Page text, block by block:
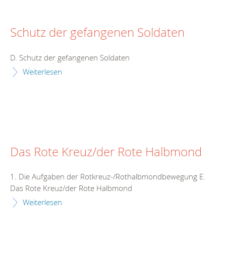
Schutz der gefangenen Soldaten
D. Schutz der gefangenen Soldaten
Weiterlesen
Das Rote Kreuz/der Rote Halbmond
1. Die Aufgaben der Rotkreuz-/Rothalbmondbewegung E.
Das Rote Kreuz/der Rote Halbmond
Weiterlesen